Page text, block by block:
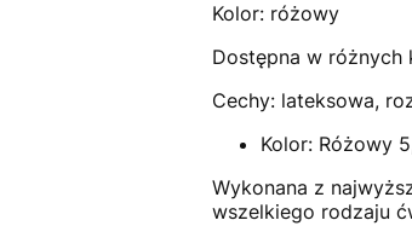
Kolor: różowy
Dostępna w różnych
Cechy: lateksowa,
Kolor: Różowy
Wykonana z
wszelkiego rodzaju